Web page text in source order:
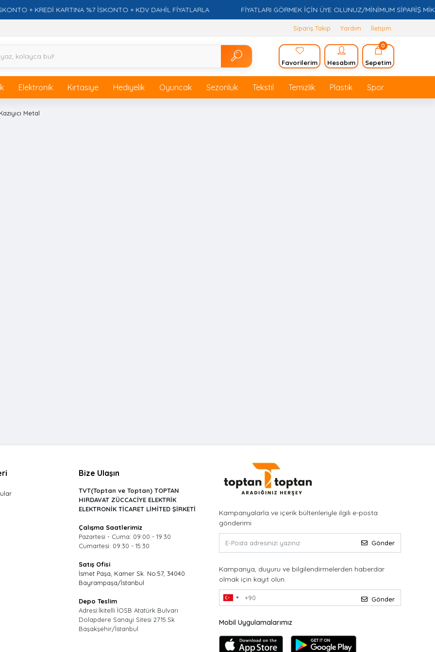
+ KREDİ KARTINA %7 İSKONTO + KDV DAHİL FİYATLARLA FİYATLARI GÖRMEK İÇİN ÜYE OLUNUZ/MİNİMUM SİPARİŞ
Sipariş Takip Yardım İletişim
Favorilerim Hesabım
0
Sepetim
Elektronik Kırtasiye Hediyelik Oyuncak Sezonluk Tekstil Temizlik Plastik Spor
Metal
Bize Ulaşın
TVT(Toptan ve Toptan) TOPTAN
HIRDAVAT ZÜCCACİYE ELEKTRİK
ELEKTRONİK TİCARET LİMİTED ŞİRKETİ
Çalışma Saatlerimiz
Pazartesi - Cuma: 09:00 - 19:30
Cumartesi: 09:30 - 15:30
Satış Ofisi
İsmet Paşa, Kamer Sk. No:57, 34040
Bayrampaşa/İstanbul
Depo Teslim
Adresi:İkitelli İOSB Atatürk Bulvarı
Dolapdere Sanayi Sitesi 2715.Sk
Başakşehir/İstanbul
Kampanyalarla ve içerik bültenleriyle ilgili e-posta
gönderimi
Gönder
Kampanya, duyuru ve bilgilendirmelerden haberdar
olmak için kayıt olun.
Gönder
Mobil Uygulamalarımız